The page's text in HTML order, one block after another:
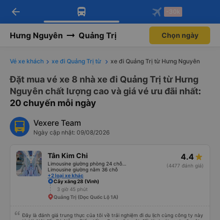
Tải app Vexere ngay!
Nhận ưu đãi thành viên độc
Mở app
Tải app Vexere
-30k/ghế khi đặt vé máy bay qua
Mở app
arrow_back -30k
Hưng Nguyên Quảng Trị Chọn ngày
Vé xe khách xe đi Quảng Trị từ xe đi Quảng Trị từ Hưng Nguyên
Đặt mua vé xe 8 nhà xe đi Quảng Trị từ Hưng
Nguyên chất lượng cao và giá vé ưu đãi nhất:
20 chuyến mỗi ngày
Vexere Team
Ngày cập nhật: 09/08/2026
Tân Kim Chi
Limousine giường nằm 36 chỗ
+2 loại xe khác
4.4
(4477 đánh giá)
Cây xăng 28 (Vinh)
3 giờ 45 phút
Quảng Trị (Dọc Quốc Lộ 1A)
Đây là đánh giá trung thực của tôi về trải nghiệm đi du lịch cùng công ty này